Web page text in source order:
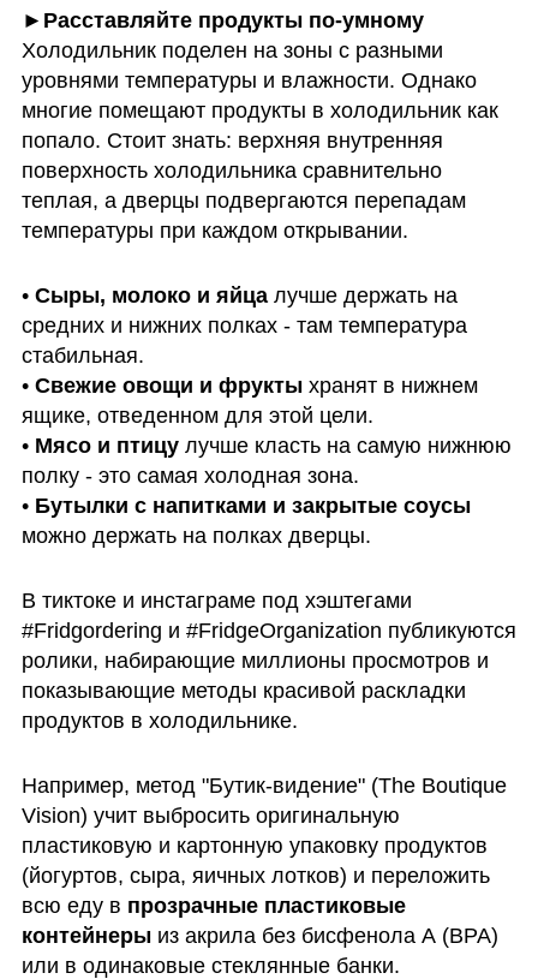
►Расставляйте продукты по-умному
Холодильник поделен на зоны с разными
уровнями температуры и влажности. Однако
многие помещают продукты в холодильник как
попало. Стоит знать: верхняя внутренняя
поверхность холодильника сравнительно
теплая, а дверцы подвергаются перепадам
температуры при каждом открывании.
• Сыры, молоко и яйца лучше держать на
средних и нижних полках - там температура
стабильная.
• Свежие овощи и фрукты хранят в нижнем
ящике, отведенном для этой цели.
• Мясо и птицу лучше класть на самую нижнюю
полку - это самая холодная зона.
•
Бутылки с напитками и закрытые соусы
можно держать на полках дверцы.
В тиктоке и инстаграме под хэштегами
#Fridgordering и #FridgeOrganization публикуются
ролики, набирающие миллионы просмотров и
показывающие методы красивой раскладки
продуктов в холодильнике.
Например, метод "Бутик-видение" (The Boutique
Vision) учит выбросить оригинальную
пластиковую и картонную упаковку продуктов
(йогуртов, сыра, яичных лотков) и переложить
всю еду в прозрачные пластиковые
контейнеры из акрила без бисфенола А (BPA)
или в одинаковые стеклянные банки.